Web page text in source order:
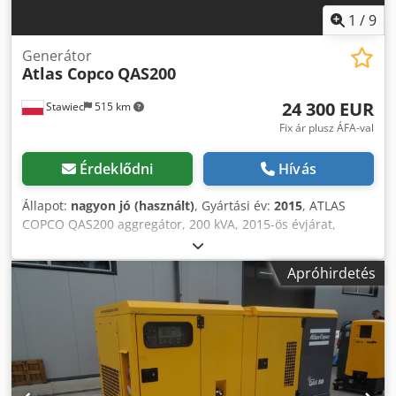
1 /9
Stawiec 515 km
Generátor
Atlas Copco QAS200
24 300 EUR
Fix ár plusz ÁFA-val
Érdeklődni Hívás
Állapot: nagyon jó (használt), Gyártási év: 2015, ATLAS
COPCO QAS200 aggregátor, 200 kVA, 2015-ös évjárat,
szervizelt állapotban Műszaki adatok: Teljesítmény: 200
kVA (160 kW); Gyártási év: 2015; Motor: VOLVO PENTA;
Üzemidő: 3705 óra. Az aggregátor tökéletesen
működőképes. Nettó ár: 105 000 PLN Bruttó ár: 129 150
PLN Chjdpfx Anezp H T Hozsa A videó linkje alább
Apróhirdetés